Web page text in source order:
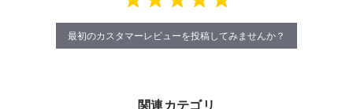
最初のカスタマーレビューを投稿してみませんか？
関連カテゴリ